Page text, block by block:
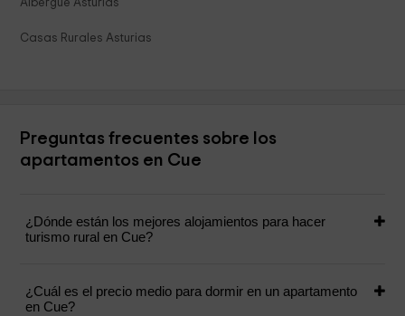
Albergue Asturias
Casas Rurales Asturias
Preguntas frecuentes sobre los
apartamentos en Cue
¿Dónde están los mejores alojamientos para hacer
turismo rural en Cue?
¿Cuál es el precio medio para dormir en un apartamento
en Cue?